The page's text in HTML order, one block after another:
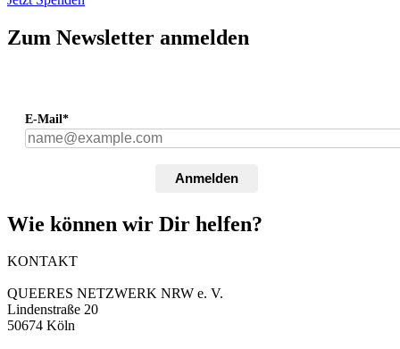
Zum Newsletter anmelden
E-Mail*
Anmelden
Wie können wir Dir helfen?
KONTAKT
QUEERES NETZWERK NRW e. V.
Lindenstraße 20
50674 Köln